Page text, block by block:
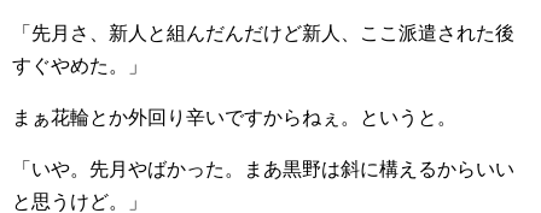
「先月さ、新人と組んだんだけど新人、ここ派遣された後
すぐやめた。」
まぁ花輪とか外回り辛いですからねぇ。というと。
「いや。先月やばかった。まあ黒野は斜に構えるからいい
と思うけど。」